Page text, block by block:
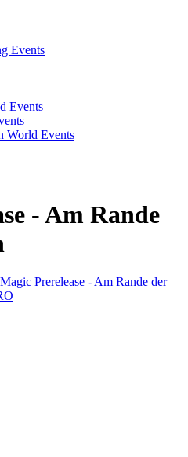
Events
Events
World Events
- Am Rande
Magic Prerelease - Am Rande der